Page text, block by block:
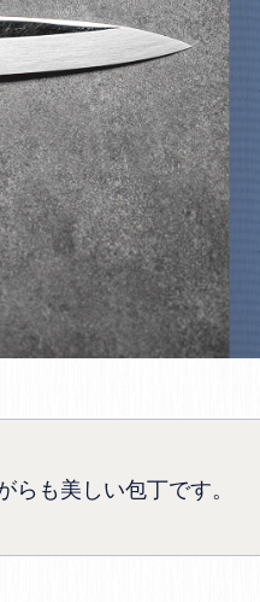
も美しい包丁です。